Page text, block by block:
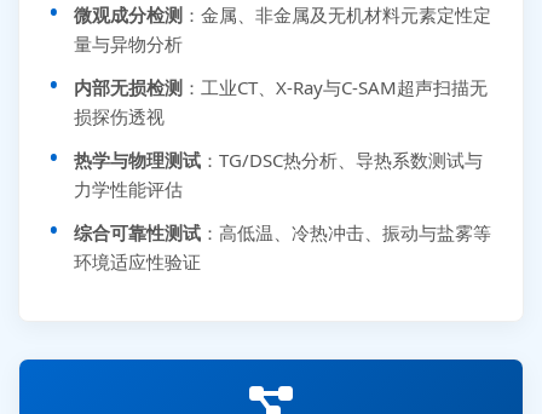
微观成分检测 ：金属、非金属及无机材料元素定性定
量与异物分析
内部无损检测 ：工业CT、X-Ray与C-SAM超声扫描无
损探伤透视
热学与物理测试 ：TG/DSC热分析、导热系数测试与
力学性能评估
综合可靠性测试 ：高低温、冷热冲击、振动与盐雾等
环境适应性验证